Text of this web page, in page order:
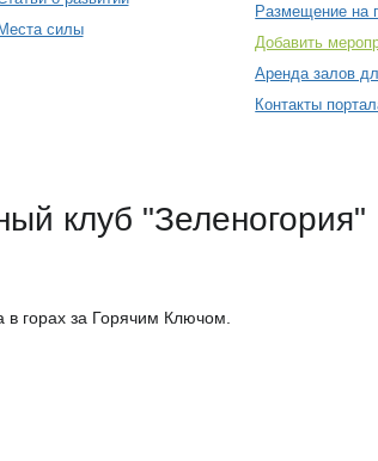
Места силы
Размещение на
Добавить
Аренда залов
Контакты
клуб "Зеленогория"
горах за Горячим Ключом.